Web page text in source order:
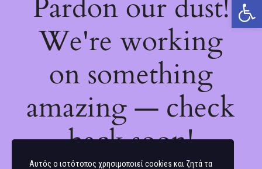
Pardon our dust!
We're working
on something
amazing — check
back soon!
Αυτός ο ιστότοπος χρησιμοποιεί cookies και ζητά τα